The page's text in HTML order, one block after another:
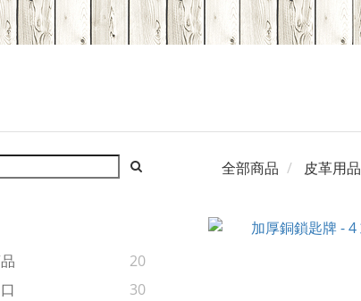
20
30
全部商品 皮革用品